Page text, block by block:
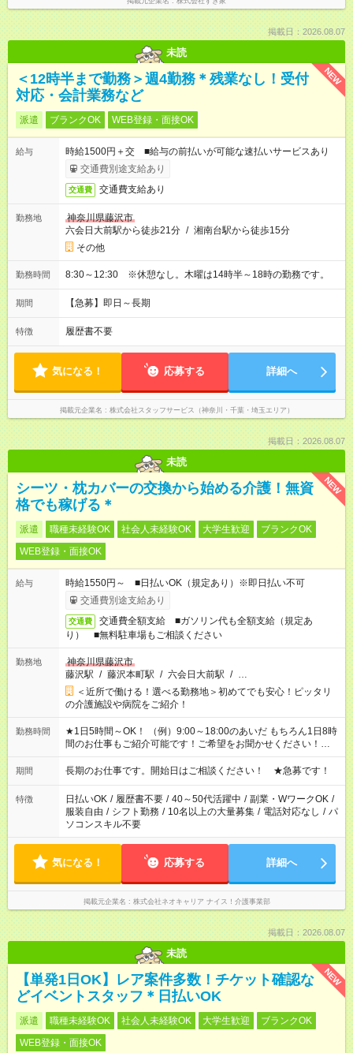
掲載日：2026.08.07
未読
NEW
＜12時半まで勤務＞週4勤務＊残業なし！受付
対応・会計業務など
派遣 ブランクOK WEB登録・面接OK
給与
時給1500円＋交 ■給与の前払いが可能な速払いサービスあり
交通費別途支給あり
交通費 交通費支給あり
勤務地
神奈川県藤沢市
六会日大前駅から徒歩21分 / 湘南台駅から徒歩15分
その他
勤務時間 8:30～12:30 ※休憩なし。木曜は14時半～18時の勤務です。
期間 【急募】即日～長期
特徴 履歴書不要
気になる！ 応募する 詳細へ
掲載元企業名 株式会社スタッフサービス（神奈川・千葉・埼玉エリア）
掲載日：2026.08.07
未読
NEW
シーツ・枕カバーの交換から始める介護！無資
格でも稼げる＊
派遣 職種未経験OK 社会人未経験OK 大学生歓迎
ブランクOK
WEB登録・面接OK
給与
時給1550円～ ■日払いOK（規定あり）※即日払い不可
交通費別途支給あり
交通費
交通費全額支給 ■ガソリン代も全額支給（規定あ
り） ■無料駐車場もご相談ください
勤務地
神奈川県藤沢市
藤沢駅 / 藤沢本町駅 / 六会日大前駅 / …
＜近所で働ける！選べる勤務地＞初めてでも安心！ピッタリ
の介護施設や病院をご紹介！
勤務時間
★1日5時間～OK！ （例）9:00～18:00のあいだ もちろん1日8時
間のお仕事もご紹介可能です！ご希望をお聞かせください！★家
庭の都合でお休みが必要な場合も遠慮なくご相談ください。 ※
週最低15時間以上の勤務が必要です
期間 長期のお仕事です。開始日はご相談ください！ ★急募です！
特徴 日払いOK / 履歴書不要 / 40～50代活躍中 / 副業・WワークOK /
服装自由 / シフト勤務 / 10名以上の大量募集 / 電話対応なし / パ
ソコンスキル不要
気になる！ 応募する 詳細へ
掲載元企業名 株式会社ネオキャリア ナイス！介護事業部
掲載日：2026.08.07
未読
NEW
【単発1日OK】レア案件多数！チケット確認な
どイベントスタッフ＊日払いOK
派遣 職種未経験OK 社会人未経験OK 大学生歓迎
ブランクOK
WEB登録・面接OK